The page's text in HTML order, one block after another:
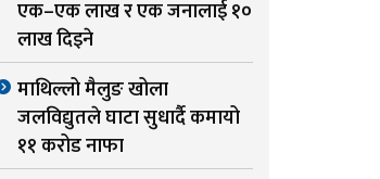
एक–एक लाख र एक जनालाई १०
लाख दिइने
माथिल्लो मैलुङ खोला
जलविद्युतले घाटा सुधार्दै कमायो
११ करोड नाफा